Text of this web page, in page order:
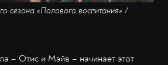
сезона «Полового воспитания» /
– Отис и Мэйв – начинает этот